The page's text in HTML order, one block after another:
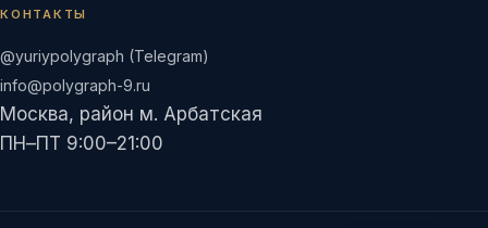
КОНТАКТЫ
@yuriypolygraph (Telegram)
info@polygraph-9.ru
Москва, район м. Арбатская
ПН–ПТ 9:00–21:00